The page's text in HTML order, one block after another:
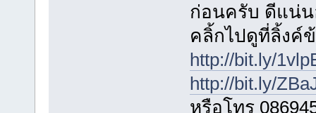
ก่อนครับ ดีแน่
คลิ้กไปดูที่ลิ้งค์
http://bit.ly/
http://bit.ly/
หรือโทร